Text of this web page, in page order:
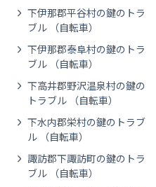
下伊那郡平谷村の鍵のトラ
ブル （自転車）
下伊那郡泰阜村の鍵のトラ
ブル （自転車）
下高井郡野沢温泉村の鍵の
トラブル （自転車）
下水内郡栄村の鍵のトラブ
ル （自転車）
諏訪郡下諏訪町の鍵のトラ
ブル （自転車）